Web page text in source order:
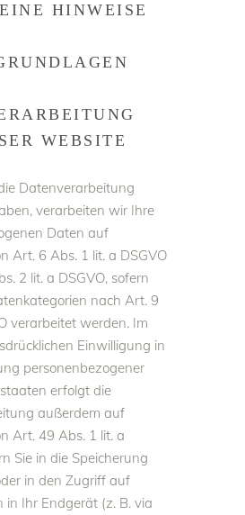
HINWEISE
WEBSITE
Datenverarbeitung
verarbeiten wir Ihre
Daten auf
Art. 6 Abs. 1 lit. a DSGVO
2 lit. a DSGVO, sofern
nach Art. 9
verarbeitet werden. Im
Einwilligung in
personenbezogener
erfolgt die
außerdem auf
Art. 49 Abs. 1 lit. a
Sie in die Speicherung
in den Zugriff auf
in Ihr Endgerät (z. B. via